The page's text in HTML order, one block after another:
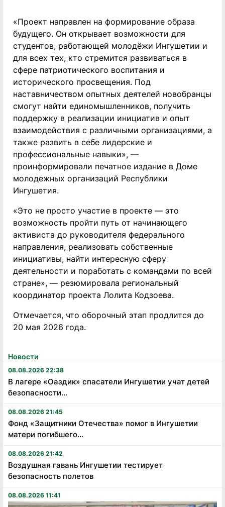
Новости
08.08.2026 22:38
В лагере «Оаздик» спасатели Ингушетии учат детей
безопасности...
08.08.2026 21:45
Фонд «Защитники Отечества» помог в Ингушетии
матери погибшего...
08.08.2026 21:42
Воздушная гавань Ингушетии тестирует
безопасность полетов
08.08.2026 11:41
«Проект направлен на формирование образа
будущего. Он открывает возможности для
студентов, работающей молодёжи Ингушетии и
для всех тех, кто стремится развиваться в
сфере патриотического воспитания и
исторического просвещения. Под
наставничеством опытных деятелей новобранцы
смогут найти единомышленников, получить
поддержку в реализации инициатив и опыт
взаимодействия с различными организациями, а
также развить в себе лидерские и
профессиональные навыки», —
проинформировали печатное издание в Доме
молодежных организаций Республики
Ингушетия.
«Это не просто участие в проекте — это
возможность пройти путь от начинающего
активиста до руководителя федерального
направления, реализовать собственные
инициативы, найти интересную сферу
деятельности и поработать с командами по всей
стране», — резюмировала региональный
координатор проекта Лолита Кодзоева.
Отмечается, что оборочный этап продлится до
20 мая 2026 года.